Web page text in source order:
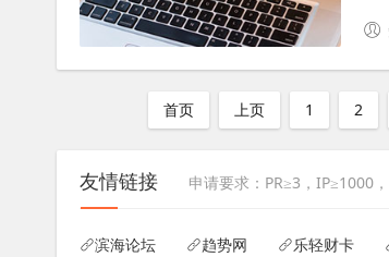
首页 上页 1 2
友情链接 申请要求：PR≥3，IP≥1000
滨海论坛 趋势网 乐轻财卡